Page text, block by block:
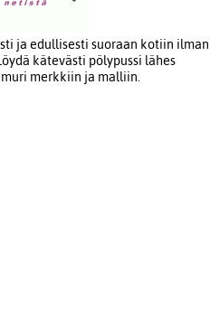
ja edullisesti suoraan kotiin ilman
kätevästi pölypussi lähes
merkkiin ja malliin.